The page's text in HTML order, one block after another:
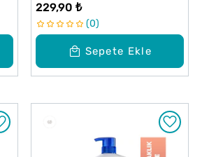
Sepete Ekle
229,90 ₺
0